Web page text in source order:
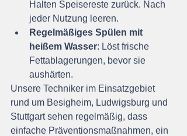
Halten Speisereste zurück. Nach
jeder Nutzung leeren.
Regelmäßiges Spülen mit
heißem Wasser: Löst frische
Fettablagerungen, bevor sie
aushärten.
Unsere Techniker im Einsatzgebiet
rund um Besigheim, Ludwigsburg und
Stuttgart sehen regelmäßig, dass
einfache Präventionsmaßnahmen, ein